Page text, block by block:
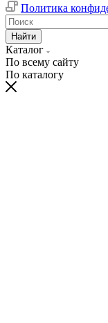
Политика
Найти
Каталог
По всему сайту
По каталогу